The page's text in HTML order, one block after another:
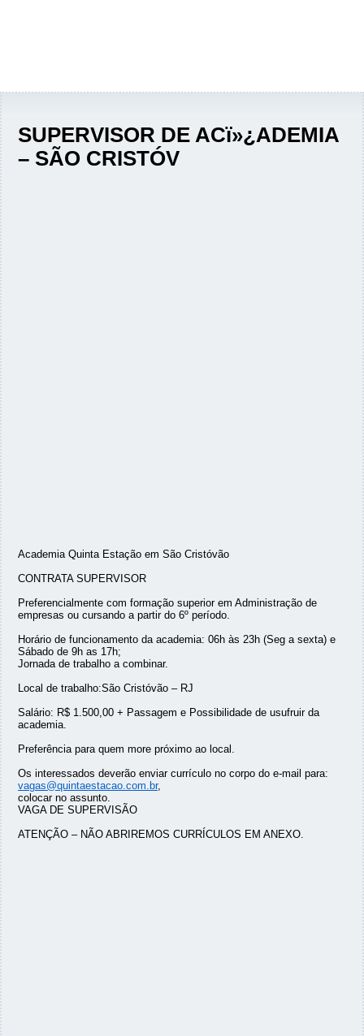
SUPERVISOR DE ACï»¿ADEMIA
– SÃO CRISTÓV
Academia Quinta Estação em São Cristóvão
CONTRATA SUPERVISOR
Preferencialmente com formação superior em Administração de
empresas ou cursando a partir do 6º período.
Horário de funcionamento da academia: 06h às 23h (Seg a sexta) e
Sábado de 9h as 17h;
Jornada de trabalho a combinar.
Local de trabalho:São Cristóvão – RJ
Salário: R$ 1.500,00 + Passagem e Possibilidade de usufruir da
academia.
Preferência para quem more próximo ao local.
Os interessados deverão enviar currículo no corpo do e-mail para:
vagas@quintaestacao.com.br,
colocar no assunto.
VAGA DE SUPERVISÃO
ATENÇÃO – NÃO ABRIREMOS CURRÍCULOS EM ANEXO.